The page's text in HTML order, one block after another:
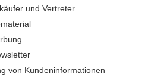
und Vertreter
von Kundeninformationen